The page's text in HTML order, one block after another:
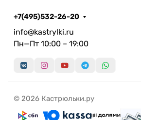
+7(495)532-26-20
info@kastrylki.ru
Пн—Пт 10:00 – 19:00
© 2026 Кастрюльки.ру